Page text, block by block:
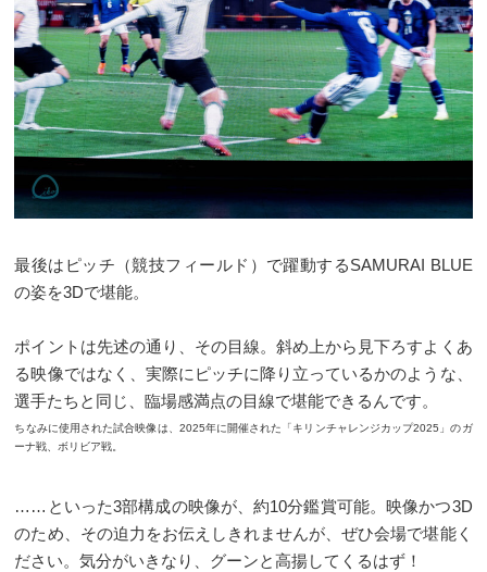
最後はピッチ（競技フィールド）で躍動するSAMURAI BLUE
の姿を3Dで堪能。
ポイントは先述の通り、その目線。斜め上から見下ろすよくあ
る映像ではなく、実際にピッチに降り立っているかのような、
選手たちと同じ、臨場感満点の目線で堪能できるんです。
ちなみに使用された試合映像は、2025年に開催された「キリンチャレンジカップ2025」のガ
ーナ戦、ボリビア戦。
……といった3部構成の映像が、約10分鑑賞可能。映像かつ3D
のため、その迫力をお伝えしきれませんが、ぜひ会場で堪能く
ださい。気分がいきなり、グーンと高揚してくるはず！